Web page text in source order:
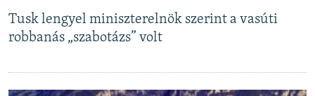
Tusk lengyel miniszterelnök szerint a vasúti
robbanás „szabotázs” volt